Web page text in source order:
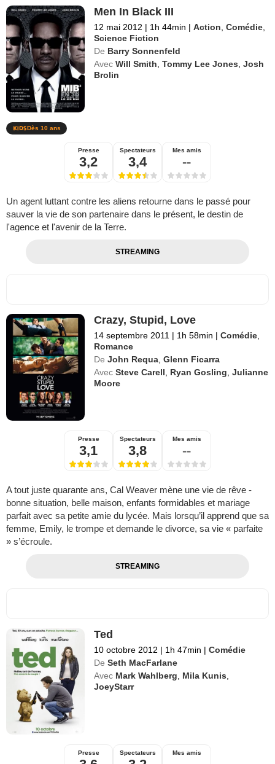
Men In Black III
12 mai 2012 | 1h 44min | Action ,Comédie
Science Fiction
De Barry Sonnenfeld
Avec Will Smith ,Tommy Lee Jones ,Josh
Brolin
Dès 10 ans
Presse
3,2
Spectateurs
3,4
Mes amis
--
Un agent luttant contre les aliens retourne dans le passé pour
sauver la vie de son partenaire dans le présent, le destin de
l'agence et l'avenir de la Terre.
STREAMING
Crazy, Stupid, Love
14 septembre 2011 | 1h 58min | Comédie
Romance
De John Requa ,Glenn Ficarra
Avec Steve Carell Ryan Gosling ,Julianne
Moore
Presse
3,1
Spectateurs
3,8
Mes amis
--
A tout juste quarante ans, Cal Weaver mène une vie de rêve -
bonne situation, belle maison, enfants formidables et mariage
parfait avec sa petite amie du lycée. Mais lorsqu’il apprend que sa
femme, Emily, le trompe et demande le divorce, sa vie « parfaite
» s’écroule.
STREAMING
Ted
10 octobre 2012 | 1h 47min | Comédie
De Seth MacFarlane
Avec Mark Wahlberg Mila Kunis
JoeyStarr
Presse Spectateurs Mes amis